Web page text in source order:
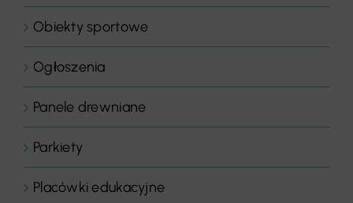
Obiekty sportowe
Ogłoszenia
Panele drewniane
Parkiety
Placówki edukacyjne